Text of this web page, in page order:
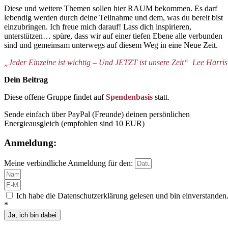
Diese und weitere Themen sollen hier RAUM bekommen. Es darf
lebendig werden durch deine Teilnahme und dem, was du bereit bist
einzubringen. Ich freue mich darauf! Lass dich inspirieren,
unterstützen… spüre, dass wir auf einer tiefen Ebene alle verbunden
sind und gemeinsam unterwegs auf diesem Weg in eine Neue Zeit.
„Jeder Einzelne ist wichtig – Und JETZT ist unsere Zeit“ Lee Harris
Dein Beitrag
Diese offene Gruppe findet aufSpendenbasis statt.
Sende einfach über PayPal (Freunde) deinen persönlichen
Energieausgleich (empfohlen sind 10 EUR)
Anmeldung:
Meine verbindliche Anmeldung für den:
Ich habe die Datenschutzerklärung gelesen und bin einverstanden.
*
Ja, ich bin dabei